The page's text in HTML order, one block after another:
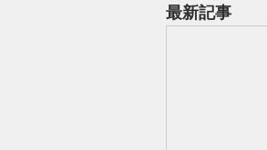
最新記事